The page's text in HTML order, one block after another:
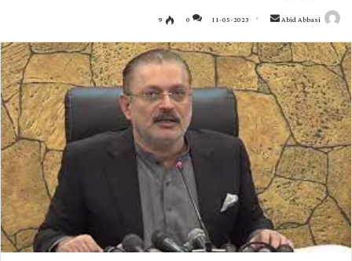
Abid Abbasi
Send
an
email
11-05-2023
0
9